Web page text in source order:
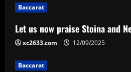
g
a
t
Baccarat
Let us now praise Stoina and
xc2633.com 12/09/2025
Baccarat